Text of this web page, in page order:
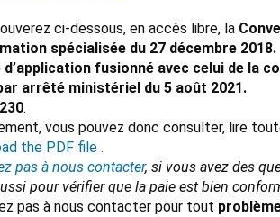
ci-dessous, en accès libre, la
spécialisée du 27 décembre 2018.
d’application fusionné avec celui de la
arrêté ministériel du 5 août 2021.
.
vous pouvez donc consulter, lire
the PDF file .
pas à nous contacter, si vous avez des
pour vérifier que la paie est bien
pas à nous contacter pour tout